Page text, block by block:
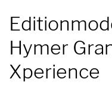
Hymer
Xperience